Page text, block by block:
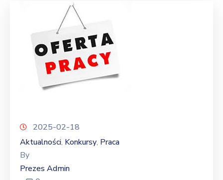
2025-02-18
Aktualności‚ Konkursy‚ Praca
By
Prezes Admin